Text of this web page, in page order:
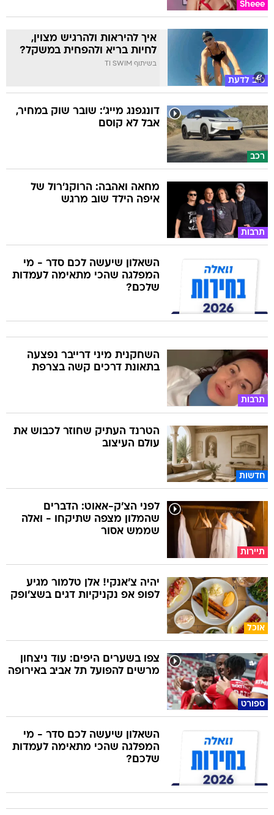
Sheee
טוב לדעת
איך להיראות ולהרגיש מצוין,
לחיות בריא ולהפחית במשקל?
בשיתוף TI SWIM
רכב
דונגפנג מייג': שובר שוק במחיר,
אבל לא קוסם
תרבות
מחאה ואהבה: הרוקנ'רול של
איפה הילד שוב מרגש
השאלון שיעשה לכם סדר - מי
המפלגה שהכי מתאימה לעמדות
שלכם?
תרבות
השחקנית מיני דרייבר נפצעה
בתאונת דרכים קשה בצרפת
חדשות
הטרנד העתיק שחוזר לכבוש את
עולם העיצוב
תיירות
לפני הצ'ק-אאוט: הדברים
שהמלון מצפה שתיקחו - ואלה
שממש אסור
אוכל
יהיה צ'אנקי! אלן טלמור מגיע
לפופ אפ נקניקיות דגים בשצ'ופק
ספורט
צפו בשערים היפים: עוד ניצחון
מרשים להפועל תל אביב באירופה
השאלון שיעשה לכם סדר - מי
המפלגה שהכי מתאימה לעמדות
שלכם?